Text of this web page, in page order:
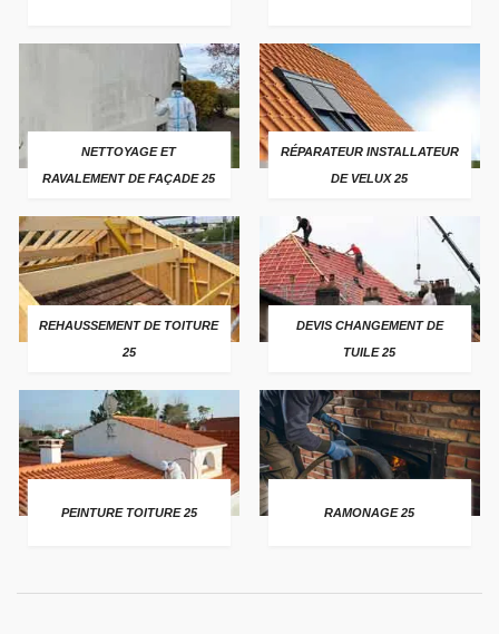
NETTOYAGE ET
RAVALEMENT DE FAÇADE 25
RÉPARATEUR INSTALLATEUR
DE VELUX 25
REHAUSSEMENT DE TOITURE
25
DEVIS CHANGEMENT DE
TUILE 25
PEINTURE TOITURE 25 RAMONAGE 25